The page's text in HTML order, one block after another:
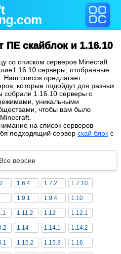
.com
ПЕ скайблок и 1.16.10
со списком серверов Minecraft
серверы, отобранные
Наш список предлагает
которые подойдут для разных
собрали 1.16.10 серверы с
уникальными
чтобы вам было
на список серверов
подходящий сервер скай блок с
Все версии
1.6.4 1.7.2 1.7.10
1.9.1 1.9.4 1.10
1.11.2 1.12 1.12.1
1.14 1.14.1 1.14.2
1.15.2 1.15.3 1.16